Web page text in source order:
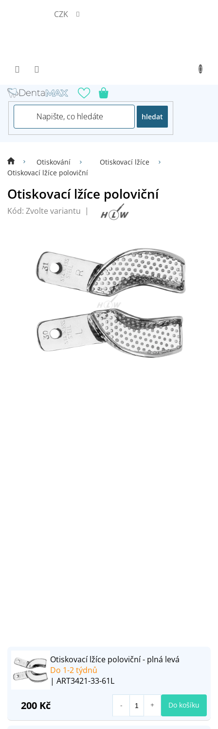
CZK
hledat
Otiskování
Otiskovací lžíce
Otiskovací lžíce poloviční
Otiskovací lžíce poloviční
Kód: Zvolte variantu
Otiskovací lžíce poloviční - plná levá
Do 1-2 týdnů
| ART3421-33-61L
200 Kč Do košíku